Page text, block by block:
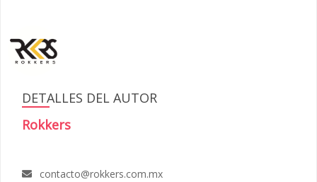
DETALLES DEL AUTOR
Rokkers
contacto@rokkers.com.mx